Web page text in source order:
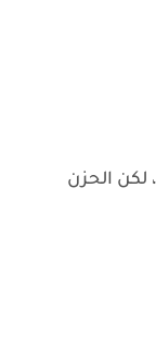
لكن الحزن